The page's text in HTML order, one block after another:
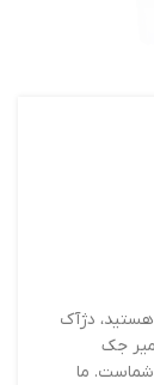
هستید، دژآک
جک
شماست. ما